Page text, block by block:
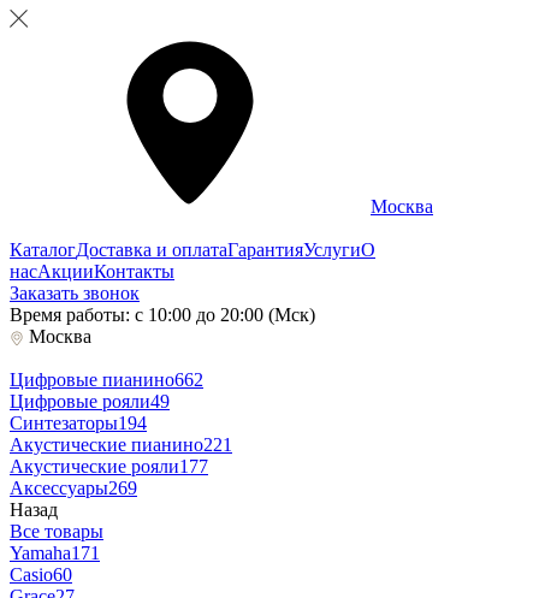
Москва
КаталогДоставка и оплатаГарантияУслугиО
насАкцииКонтакты
Заказать звонок
Время работы: с 10:00 до 20:00 (Мск)
Москва
Цифровые пианино662
Цифровые рояли49
Синтезаторы194
Акустические пианино221
Акустические рояли177
Аксессуары269
Назад
Все товары
Yamaha171
Casio60